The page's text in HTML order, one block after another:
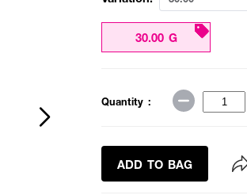
30.00 G
Quantity :
ADD TO BAG